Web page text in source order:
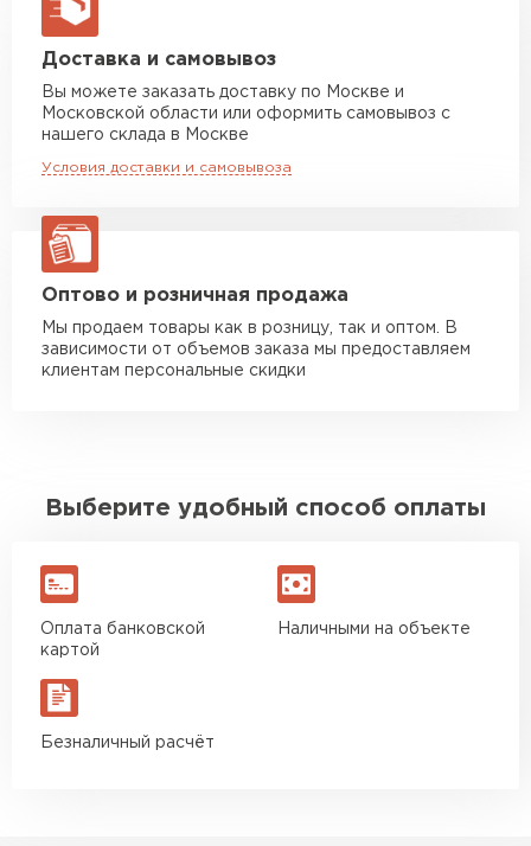
макс. длина груза 13,5 м
Манипулятор до 5 тн
Манипулятор до 10 тн
макс. длина груза 8 м
макс. длина груза 13,5 м
ЗАКАЗАТЬ С ДОСТАВКОЙ
Доставка и самовывоз
Вы можете заказать доставку по Москве и
Московской области или оформить самовывоз с
нашего склада в Москве
Условия доставки и самовывоза
Оптово и розничная продажа
Мы продаем товары как в розницу, так и оптом. В
зависимости от объемов заказа мы предоставляем
клиентам персональные скидки
Выберите удобный способ оплаты
Оплата банковской
картой
Наличными на объекте
Безналичный расчёт